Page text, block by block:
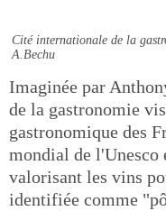
Cité internationale de la
A.Bechu
Imaginée par
de la gastronomie
gastronomique des
mondial de l'Unesco
valorisant les vins
identifiée comme